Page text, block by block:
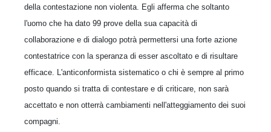
della contestazione non violenta. Egli afferma che soltanto
l'uomo che ha dato 99 prove della sua capacità di
collaborazione e di dialogo potrà permettersi una forte azione
contestatrice con la speranza di esser ascoltato e di risultare
efficace. L'anticonformista sistematico o chi è sempre al primo
posto quando si tratta di contestare e di criticare, non sarà
accettato e non otterrà cambiamenti nell'atteggiamento dei suoi
compagni.